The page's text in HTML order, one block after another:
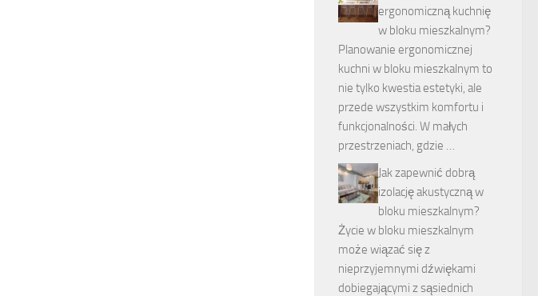
ergonomiczną kuchnię
w bloku mieszkalnym?
Planowanie ergonomicznej
kuchni w bloku mieszkalnym to
nie tylko kwestia estetyki, ale
przede wszystkim komfortu i
funkcjonalności. W małych
przestrzeniach, gdzie …
Jak zapewnić dobrą
izolację akustyczną w
bloku mieszkalnym?
Życie w bloku mieszkalnym
może wiązać się z
nieprzyjemnymi dźwiękami
dobiegającymi z sąsiednich